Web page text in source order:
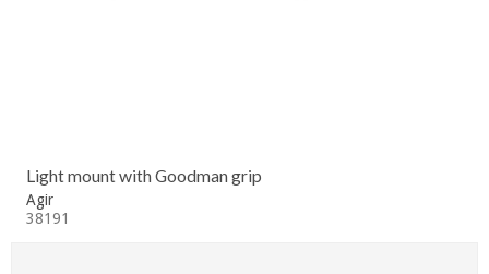
Light mount with Goodman grip
Agir
38191